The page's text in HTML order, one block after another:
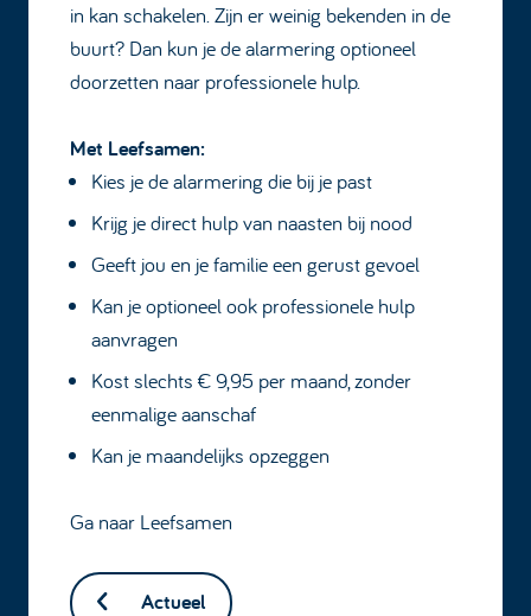
in kan schakelen. Zijn er weinig bekenden in de
buurt? Dan kun je de alarmering optioneel
doorzetten naar professionele hulp.
Met Leefsamen:
Kies je de alarmering die bij je past
Krijg je direct hulp van naasten bij nood
Geeft jou en je familie een gerust gevoel
Kan je optioneel ook professionele hulp
aanvragen
Kost slechts € 9,95 per maand, zonder
eenmalige aanschaf
Kan je maandelijks opzeggen
Ga naar Leefsamen
Actueel